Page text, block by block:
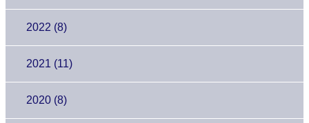
2022 (8)
2021 (11)
2020 (8)